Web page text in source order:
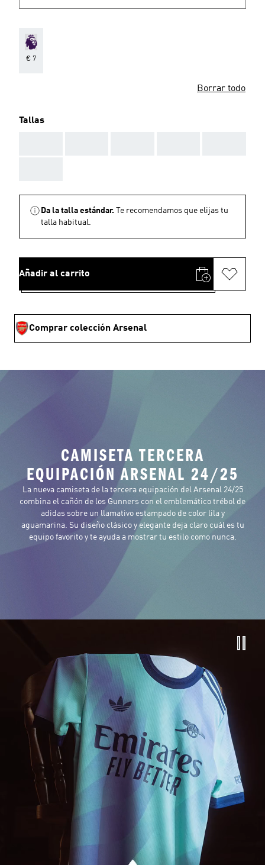
€ 7
Borrar todo
Tallas
Da la talla estándar.
Te recomendamos que elijas tu
talla habitual.
Añadir al carrito
Comprar colección Arsenal
CAMISETA TERCERA
EQUIPACIÓN ARSENAL 24/25
La nueva camiseta de la tercera equipación del Arsenal 24/25
combina el cañón de los Gunners con el emblemático trébol de
adidas sobre un llamativo estampado de color lila y
aguamarina. Su diseño clásico y elegante deja claro cuál es tu
equipo favorito y te ayuda a mostrar tu estilo como nunca.